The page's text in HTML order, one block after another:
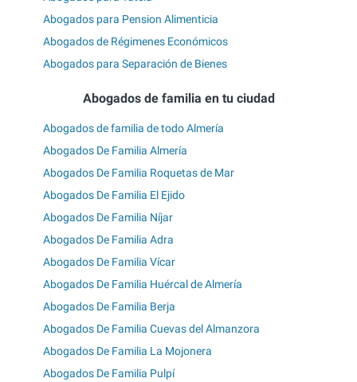
Abogados para Pension Alimenticia
Abogados de Régimenes Económicos
Abogados para Separación de Bienes
Abogados de familia en tu ciudad
Abogados de familia de todo Almería
Abogados De Familia Almería
Abogados De Familia Roquetas de Mar
Abogados De Familia El Ejido
Abogados De Familia Níjar
Abogados De Familia Adra
Abogados De Familia Vícar
Abogados De Familia Huércal de Almería
Abogados De Familia Berja
Abogados De Familia Cuevas del Almanzora
Abogados De Familia La Mojonera
Abogados De Familia Pulpí